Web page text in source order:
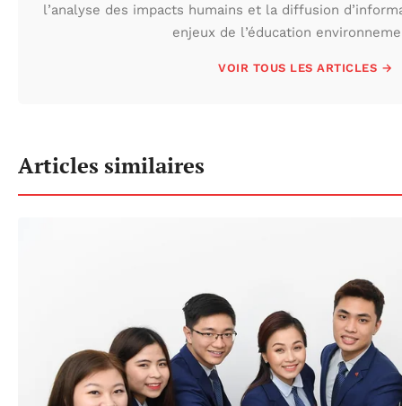
l’analyse des impacts humains et la diffusion
enjeux de l’éducation
VOIR TOUS LES ARTICLES →
Articles similaires